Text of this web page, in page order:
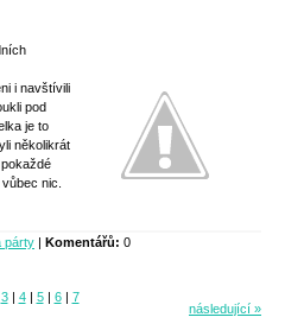
i navštívili
pod
je to
několikrát
nic.
párty | Komentářů: 0
3 | 4 | 5 | 6 | 7
následující »